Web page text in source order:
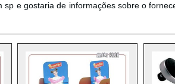
e gostaria de informações sobre o